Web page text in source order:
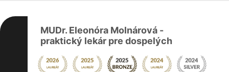
MUDr. Eleonóra Molnárová -
praktický lekár pre dospelých